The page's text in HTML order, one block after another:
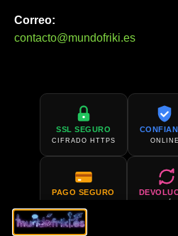
Correo:
contacto@mundofriki.es
SSL SEGURO
CIFRADO HTTPS ONLINE
PAGO SEGURO